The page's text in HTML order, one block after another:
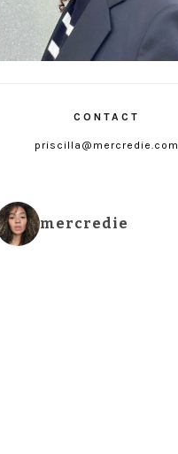
CONTACT
priscilla@mercredie.com
mercredie